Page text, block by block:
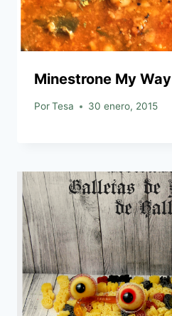
Minestrone My Way
PorTesa 30 enero, 2015